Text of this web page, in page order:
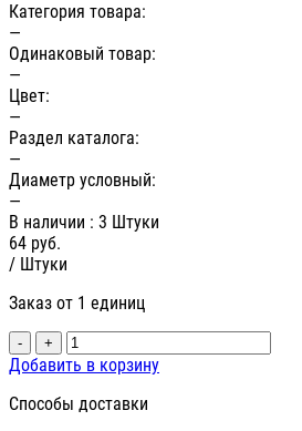
Категория товара:
—
Одинаковый товар:
—
Цвет:
—
Раздел каталога:
—
Диаметр условный:
—
В наличии : 3 Штуки
64 руб.
/ Штуки
Заказ от 1 единиц
- +
Добавить в корзину
Способы доставки